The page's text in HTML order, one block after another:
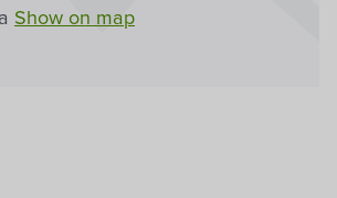
Show on map